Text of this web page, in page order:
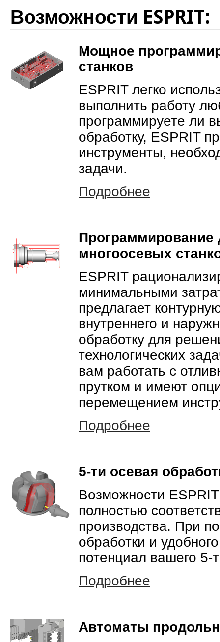
Возможности ESPRIT:
Мощное
станков
ESPRIT легко
выполнить работу
программируете ли
обработку, ESPRIT
инструменты,
задачи.
Подробнее
многоосевых
ESPRIT
минимальными
предлагает
внутреннего и
обработку для
технологических
вам работать с
прутком и имеют
перемещением
Подробнее
5-ти осевая
Возможности
полностью
производства. При
обработки и
потенциал вашего 5-
Подробнее
Автоматы